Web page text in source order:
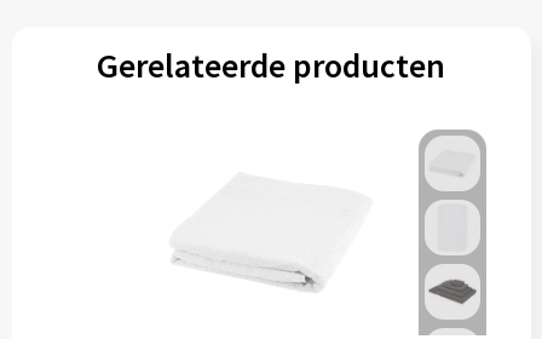
Gerelateerde producten